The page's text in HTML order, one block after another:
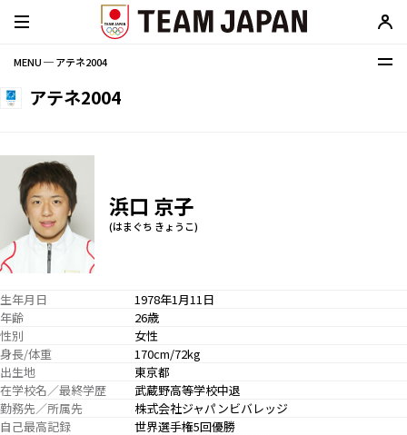
MENU ─ アテネ2004
アテネ2004
浜口 京子
(はまぐち きょうこ)
生年月日
1978年1月11日
年齢
26歳
性別
女性
身長/体重
170cm/72kg
出生地
東京都
在学校名／最終学歴
武蔵野高等学校中退
勤務先／所属先
株式会社ジャパンビバレッジ
自己最高記録
世界選手権5回優勝